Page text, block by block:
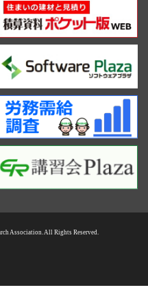
Association. All Rights Reserved.